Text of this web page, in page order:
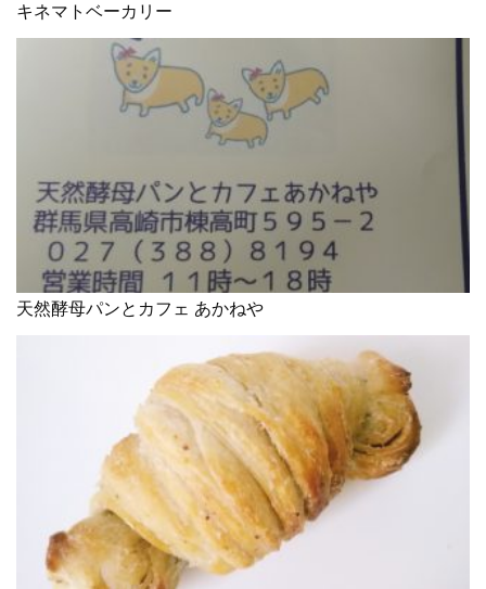
キネマトベーカリー
天然酵母パンとカフェ あかねや